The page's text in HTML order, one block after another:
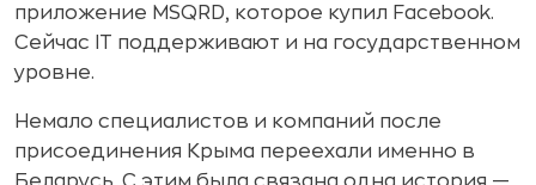
приложение MSQRD, которое купил Facebook.
Сейчас IT поддерживают и на государственном
уровне.
Немало специалистов и компаний после
присоединения Крыма переехали именно в